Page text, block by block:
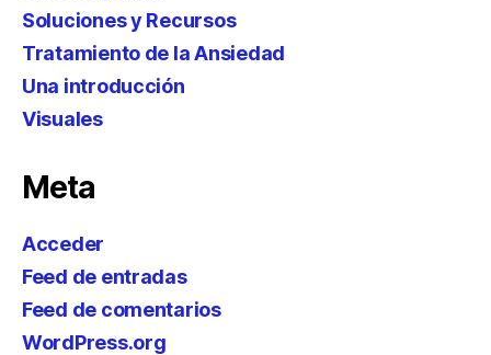
Soluciones y Recursos
Tratamiento de la Ansiedad
Una introducción
Visuales
Meta
Acceder
Feed de entradas
Feed de comentarios
WordPress.org